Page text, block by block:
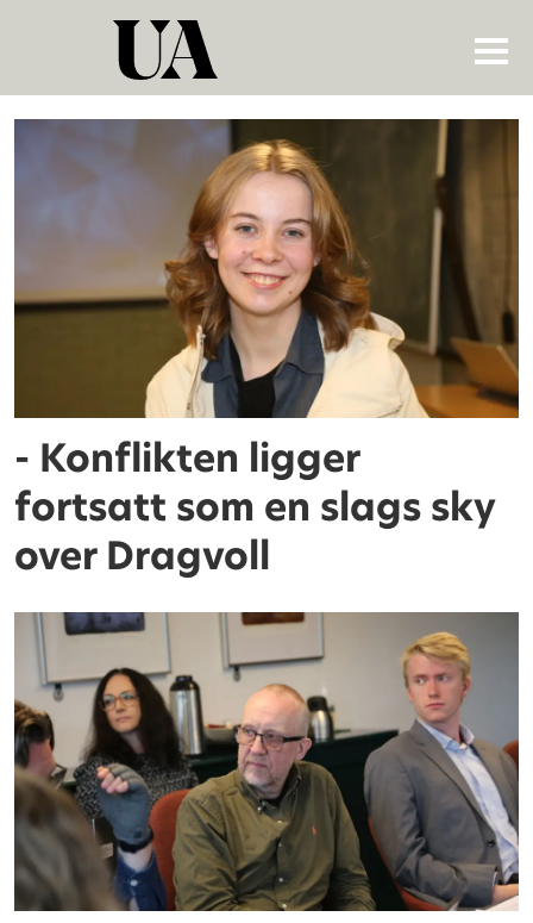
Tag:
institutt
for
moderne
samfunnshistorie
- Konflikten ligger
fortsatt som en slags sky
over Dragvoll